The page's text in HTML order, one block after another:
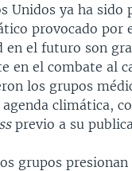
Unidos ya ha sido
provocado por
en el futuro son
en el combate al
los grupos
climática,
previo a su
grupos presionan